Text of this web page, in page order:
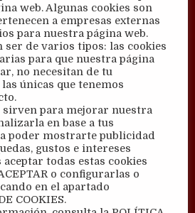
SEGUIR LEYENDOOPEN
DE
TENIS
PIELAGOS,
DEL
1
AL
7
DE
JUNIO
ARCE
web. Algunas cookies son
a empresas externas
para nuestra página web.
ser de varios tipos: las cookies
para que nuestra página
no necesitan de tu
únicas que tenemos
sirven para mejorar nuestra
en base a tus
poder mostrarte publicidad
gustos e intereses
aceptar todas estas cookies
o configurarlas o
en el apartado
COOKIES.